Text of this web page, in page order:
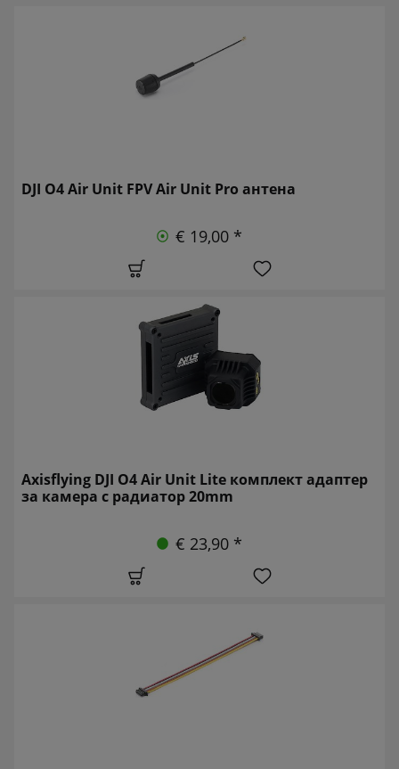
DJI O4 Air Unit FPV Air Unit Pro антена
€ 19,00 *
Axisflying DJI O4 Air Unit Lite комплект адаптер
за камера с радиатор 20mm
€ 23,90 *